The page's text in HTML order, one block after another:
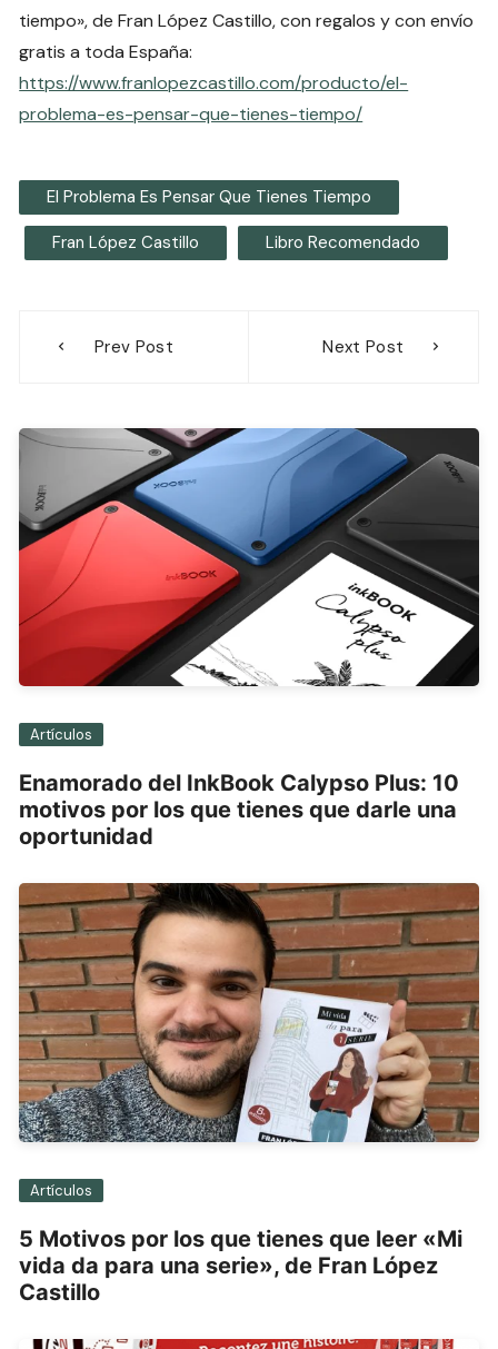
tiempo», de Fran López Castillo, con regalos y con envío
gratis a toda España:
https://www.franlopezcastillo.com/producto/el-
problema-es-pensar-que-tienes-tiempo/
El Problema Es Pensar Que Tienes Tiempo
Fran López Castillo Libro Recomendado
Prev Post Next Post
Artículos
Enamorado del InkBook Calypso Plus: 10
motivos por los que tienes que darle una
oportunidad
Artículos
5 Motivos por los que tienes que leer «Mi
vida da para una serie», de Fran López
Castillo